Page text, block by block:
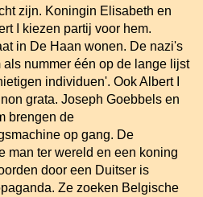
zijn. Koningin Elisabeth en
I kiezen partij voor hem.
in De Haan wonen. De nazi's
als nummer één op de lange lijst
individuen'. Ook Albert I
grata. Joseph Goebbels en
brengen de
op gang. De
man ter wereld en een koning
door een Duitser is
Ze zoeken Belgische